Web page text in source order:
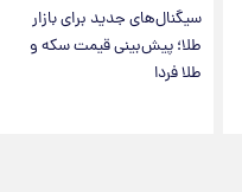
سیگنال‌های جدید برای بازار
طلا؛ پیش‌بینی قیمت سکه و
طلا فردا